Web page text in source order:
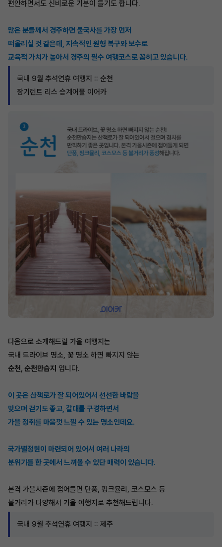
편안하면서도 신비로운 기분이 들기도 합니다.
많은 분들께서 경주하면 불국사를 가장 먼저
떠올리실 것 같은데, 지속적인 원형 복구와 보수로
교육적 가치가 높아서 경주의 필수 여행코스로 꼽히고 있습니다.
국내 9월 추석연휴 여행지 :: 순천
장기렌트 리스 승계어플 이어카
다음으로 소개해드릴 가을 여행지는
국내 드라이브 명소, 꽃 명소 하면 빠지지 않는
순천, 순천만습지 입니다.
이 곳은 산책로가 잘 되어있어서 선선한 바람을
맞으며 걷기도 좋고, 갈대를 구경하면서
가을 정취를 마음껏 느낄 수 있는 명소인데요.
국가별정원이 마련되어 있어서 여러 나라의
분위기를 한 곳에서 느껴볼 수 있단 매력이 있습니다.
본격 가을시즌에 접어들면 단풍, 핑크뮬리, 코스모스 등
볼거리가 다양해서 가을 여행지로 추천해드립니다.
국내 9월 추석연휴 여행지 :: 제주